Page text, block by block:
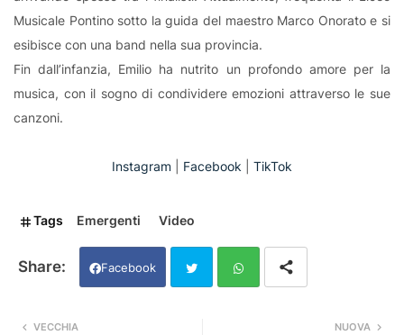
Musicale Pontino sotto la guida del maestro Marco Onorato e si
esibisce con una band nella sua provincia.
Fin dall’infanzia, Emilio ha nutrito un profondo amore per la
musica, con il sogno di condividere emozioni attraverso le sue
canzoni.
Instagram Facebook TikTok
Tags Emergenti Video
Facebook
NUOVA
VECCHIA